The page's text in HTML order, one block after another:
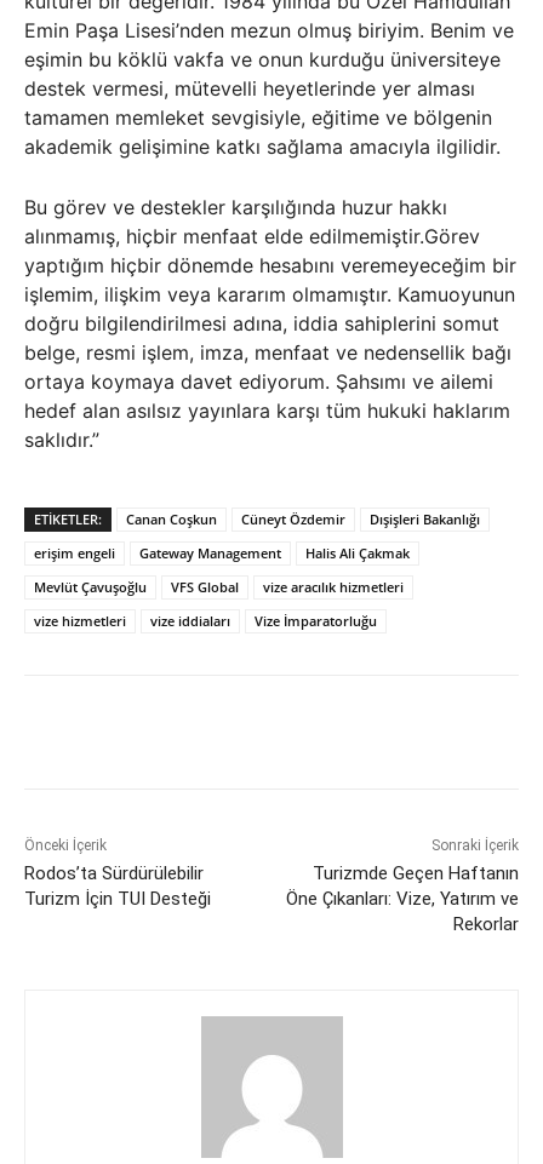
Emin Paşa Lisesi’nden mezun olmuş biriyim. Benim ve
eşimin bu köklü vakfa ve onun kurduğu üniversiteye
destek vermesi, mütevelli heyetlerinde yer alması
tamamen memleket sevgisiyle, eğitime ve bölgenin
akademik gelişimine katkı sağlama amacıyla ilgilidir.
Bu görev ve destekler karşılığında huzur hakkı
alınmamış, hiçbir menfaat elde edilmemiştir.Görev
yaptığım hiçbir dönemde hesabını veremeyeceğim bir
işlemim, ilişkim veya kararım olmamıştır. Kamuoyunun
doğru bilgilendirilmesi adına, iddia sahiplerini somut
belge, resmi işlem, imza, menfaat ve nedensellik bağı
ortaya koymaya davet ediyorum. Şahsımı ve ailemi
hedef alan asılsız yayınlara karşı tüm hukuki haklarım
saklıdır.”
ETIKETLER: Canan Coşkun Cüneyt Özdemir
Dışişleri Bakanlığı
erişim engeli
Gateway Management
Halis Ali Çakmak
Mevlüt Çavuşoğlu
VFS Global
vize aracılık hizmetleri
vize hizmetleri
vize iddiaları Vize İmparatorluğu
Önceki İçerik
Rodos’ta Sürdürülebilir
Turizm İçin TUI Desteği
Sonraki İçerik
Turizmde Geçen Haftanın
Öne Çıkanları: Vize, Yatırım ve
Rekorlar